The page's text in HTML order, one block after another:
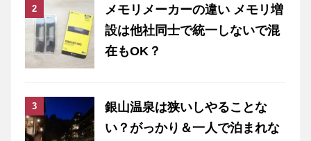
メモリメーカーの違い メモリ増
設は他社同士で統一しないで混
在もOK？
銀山温泉は狭いしやることな
い？がっかり＆一人で泊まれな